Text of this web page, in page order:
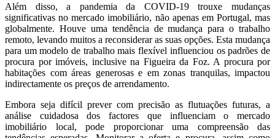
Além disso, a pandemia da COVID-19 trouxe mudanças
significativas no mercado imobiliário, não apenas em Portugal, mas
globalmente. Houve uma tendência de mudança para o trabalho
remoto, levando muitos a reconsiderar as suas opções. Esta mudança
para um modelo de trabalho mais flexível influenciou os padrões de
procura por imóveis, inclusive na Figueira da Foz. A procura por
habitações com áreas generosas e em zonas tranquilas, impactou
indirectamente os preços de arrendamento.
Embora seja difícil prever com precisão as flutuações futuras, a
análise cuidadosa dos factores que influenciam o mercado
imobiliário local, pode proporcionar uma compreensão das